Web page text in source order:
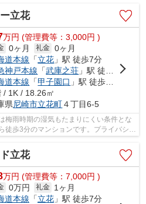
立花
万円 (管理費等：3,000円 )
0ヶ月 礼金 0ヶ月
道本線 「立花 」駅 徒歩7分
神戸本線 「武庫之荘 」駅 徒歩20分
道本線 「甲子園口 」駅 徒歩36分
/ 1K / 18.26㎡
県尼崎市立花町４丁目6-5
梅雨時期の湿気もたまりにくい条件とな
徒歩3分のマンションです。プライバシー
で安心です。賃...
立花
万円 (管理費等：7,000円 )
0万円 礼金
1ヶ月
道本線 「立花」駅 徒歩7分